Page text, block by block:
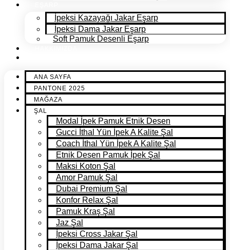
İpeksi Kazayağı Jakar Eşarp
İpeksi Dama Jakar Eşarp
Soft Pamuk Desenli Eşarp
ANA SAYFA
PANTONE 2025
MAĞAZA
ŞAL
Modal İpek Pamuk Etnik Desen
Gucci İthal Yün İpek A Kalite Şal
Coach İthal Yün İpek A Kalite Şal
Etnik Desen Pamuk İpek Şal
Maksi Koton Şal
Amor Pamuk Şal
Dubai Premium Şal
Konfor Relax Şal
Pamuk Kraş Şal
Jaz Şal
İpeksi Cross Jakar Şal
İpeksi Dama Jakar Şal